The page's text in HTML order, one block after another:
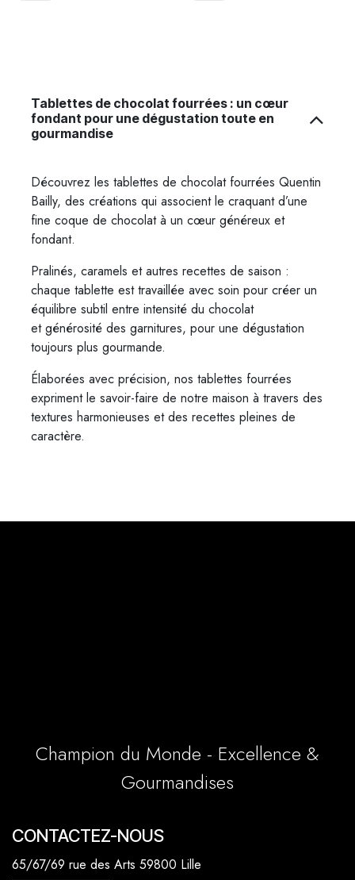
Tablettes de chocolat fourrées : un cœur
fondant pour une dégustation toute en
gourmandise
Découvrez les tablettes de chocolat fourrées Quentin
Bailly, des créations qui associent le craquant d’une
fine coque de chocolat à un cœur généreux et
fondant.
Pralinés, caramels et autres recettes de saison :
chaque tablette est travaillée avec soin pour créer un
équilibre subtil entre intensité du chocolat
et générosité des garnitures, pour une dégustation
toujours plus gourmande.
Élaborées avec précision, nos tablettes fourrées
expriment le savoir-faire de notre maison à travers des
textures harmonieuses et des recettes pleines de
caractère.
CONTACTEZ-NOUS
65/67/69 rue des Arts 59800 Lille
Champion du Monde - Excellence &
Gourmandises